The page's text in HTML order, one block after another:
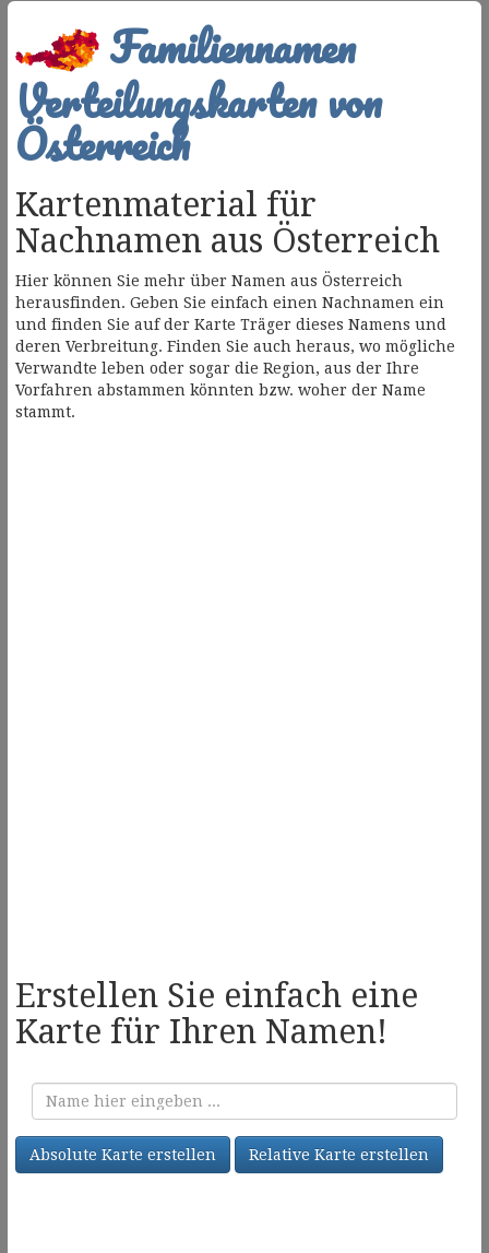
Familiennamen
Verteilungskarten von
Österreich
Kartenmaterial für
Nachnamen aus Österreich
Hier können Sie mehr über Namen aus Österreich
herausfinden. Geben Sie einfach einen Nachnamen ein
und finden Sie auf der Karte Träger dieses Namens und
deren Verbreitung. Finden Sie auch heraus, wo mögliche
Verwandte leben oder sogar die Region, aus der Ihre
Vorfahren abstammen könnten bzw. woher der Name
stammt.
Erstellen Sie einfach eine
Karte für Ihren Namen!
Familienname
Absolute Karte erstellen Relative Karte erstellen